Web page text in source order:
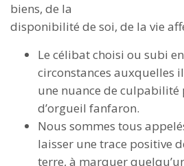
biens, de la
disponibilité de soi, de la vie
Le célibat choisi ou subi
circonstances auxquelles
une nuance de culpabilité
d’orgueil fanfaron.
Nous sommes tous
laisser une trace positive
terre, à marquer